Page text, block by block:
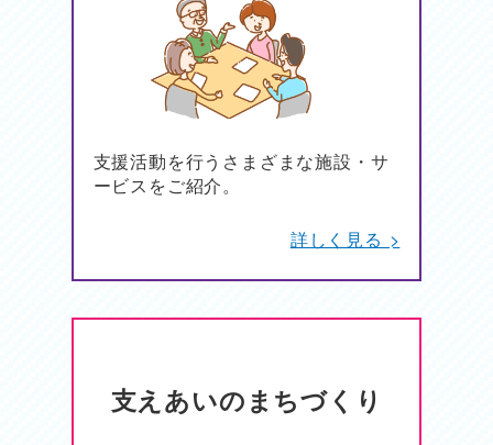
支援活動を行うさまざまな施設・サ
ービスをご紹介。
詳しく見る >
支えあいのまちづくり